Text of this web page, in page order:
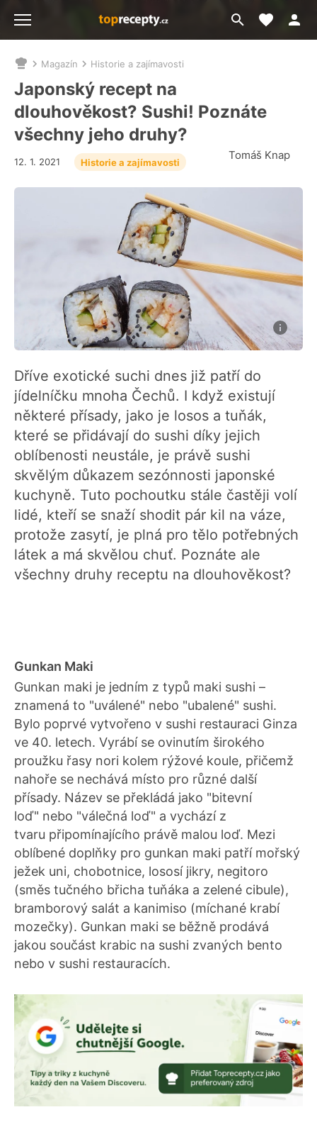
Přejít
na
Moje
Nacházíte
se
zde:
Magazín Historie a zajímavosti
Japonský recept na
dlouhověkost? Sushi! Poznáte
všechny jeho druhy?
Tomáš Knap
12. 1. 2021 Historie a zajímavosti
Dříve exotické suchi dnes již patří do
jídelníčku mnoha Čechů. I když existují
některé přísady, jako je losos a tuňák,
které se přidávají do sushi díky jejich
oblíbenosti neustále, je právě sushi
skvělým důkazem sezónnosti japonské
kuchyně. Tuto pochoutku stále častěji volí
lidé, kteří se snaží shodit pár kil na váze,
protože zasytí, je plná pro tělo potřebných
látek a má skvělou chuť. Poznáte ale
všechny druhy receptu na dlouhověkost?
Gunkan Maki
Gunkan maki je jedním z typů maki sushi –
znamená to "uválené" nebo "ubalené" sushi.
Bylo poprvé vytvořeno v sushi restauraci Ginza
ve 40. letech. Vyrábí se ovinutím širokého
proužku řasy nori kolem rýžové koule, přičemž
nahoře se nechává místo pro různé další
přísady. Název se překládá jako "bitevní
loď" nebo "válečná loď" a vychází z
tvaru připomínajícího právě malou loď. Mezi
oblíbené doplňky pro gunkan maki patří mořský
ježek uni, chobotnice, lososí jikry, negitoro
(směs tučného břicha tuňáka a zelené cibule),
bramborový salát a kanimiso (míchané krabí
mozečky). Gunkan maki se běžně prodává
jakou součást krabic na sushi zvaných bento
nebo v sushi restauracích.